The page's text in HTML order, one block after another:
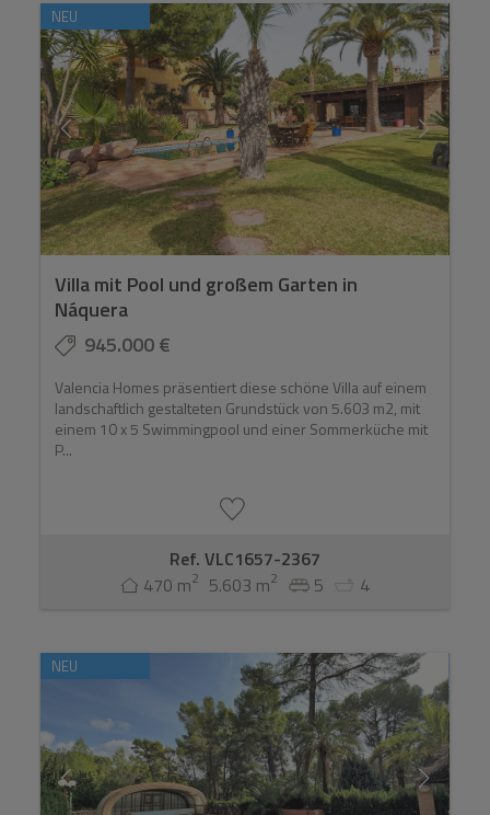
NEU
Villa mit Pool und großem Garten in
Náquera
945.000 €
Valencia Homes präsentiert diese schöne Villa auf einem
landschaftlich gestalteten Grundstück von 5.603 m2, mit
einem 10 x 5 Swimmingpool und einer Sommerküche mit
P...
Ref. VLC1657-2367
470 m2 5.603 m2 5 4
NEU